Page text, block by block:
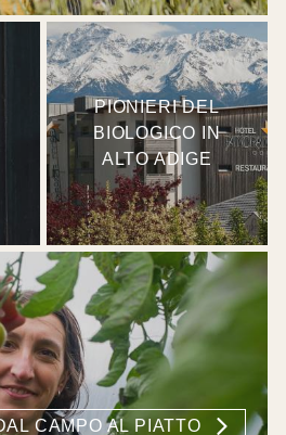
PIONIERI DEL
BIOLOGICO IN
ALTO ADIGE
CAMPO AL PIATTO